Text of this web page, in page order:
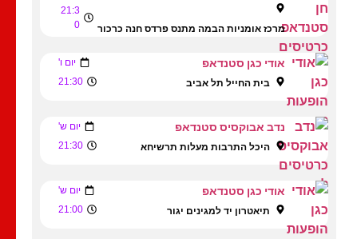
מרכז אומניות הבמה מתנס פרדס חנה כרכור
21:3
0
אודי כגן סטנדאפ יום ו'
בית החייל תל אביב 21:30
נדב אבוקסיס סטנדאפ יום ש'
היכל התרבות מעלות תרשיחא 21:30
אודי כגן סטנדאפ יום ש'
תיאטרון יד למגינים יגור 21:00